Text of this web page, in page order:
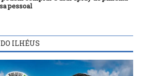
pessoal
ILHÉUS